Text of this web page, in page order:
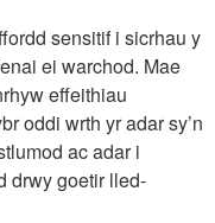
sensitif i sicrhau y
ei warchod. Mae
effeithiau
oddi wrth yr adar sy’n
ac adar i
drwy goetir lled-